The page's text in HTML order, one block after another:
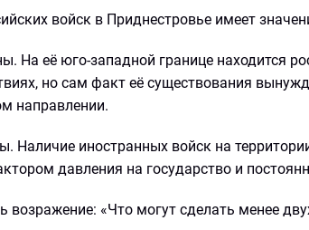
войск в Приднестровье имеет
На её юго-западной границе находится
но сам факт её существования
направлении.
иностранных войск на
давления на государство и
«Что могут сделать менее